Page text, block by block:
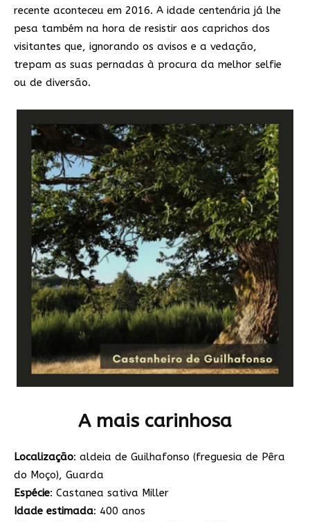
recente aconteceu em 2016. A idade centenária já lhe
pesa também na hora de resistir aos caprichos dos
visitantes que, ignorando os avisos e a vedação,
trepam as suas pernadas à procura da melhor selfie
ou de diversão.
A mais carinhosa
Localização: aldeia de Guilhafonso (freguesia de Pêra
do Moço), Guarda
Espécie: Castanea sativa Miller
Idade estimada: 400 anos